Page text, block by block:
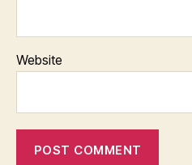
Website